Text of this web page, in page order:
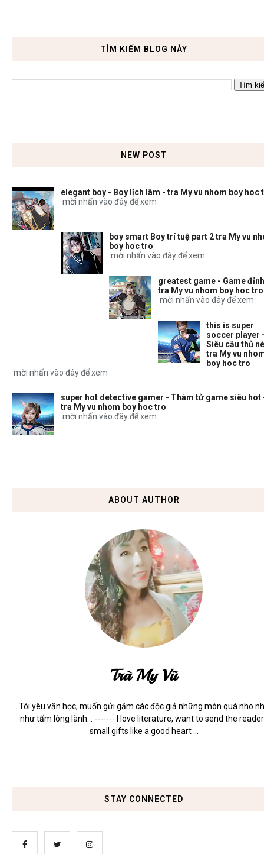
TÌM KIẾM BLOG NÀY
NEW POST
elegant boy - Boy lịch lãm - tra My vu nhom boy hoc
mời nhấn vào đây để xem
boy smart Boy trí tuệ part 2 tra My vu
boy hoc tro
mời nhấn vào đây để xem
greatest game - Game
tra My vu nhom boy hoc tro
mời nhấn vào đây để xem
this is super
soccer player
Siêu cầu thủ
tra My vu
boy hoc tro
mời nhấn vào đây để xem
super hot detective gamer - Thám tử game siêu hot
tra My vu nhom boy hoc tro
mời nhấn vào đây để xem
ABOUT AUTHOR
Trà My Vũ
Tôi yêu văn học, muốn gửi gắm các độc giả những món quà nho
như tấm lòng lành... ------- I love literature, want to send the
small gifts like a good heart ...
STAY CONNECTED